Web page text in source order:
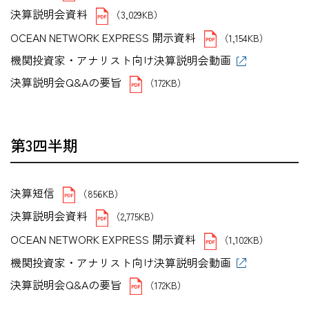
決算説明会資料 （3,029KB）
OCEAN NETWORK EXPRESS 開示資料 （1,154KB）
機関投資家・アナリスト向け決算説明会動画
決算説明会Q&Aの要旨
（172KB）
第3四半期
決算短信 （856KB）
決算説明会資料 （2,775KB）
OCEAN NETWORK EXPRESS 開示資料 （1,102KB）
機関投資家・アナリスト向け決算説明会動画
決算説明会Q&Aの要旨
（172KB）